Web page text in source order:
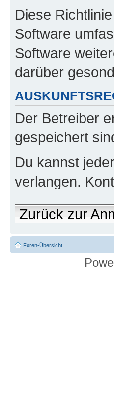
Diese
Software
Software
darüber
Der Betreiber
gespeichert
Du kannst
verlangen.
Zurück zur
Foren-Übersicht